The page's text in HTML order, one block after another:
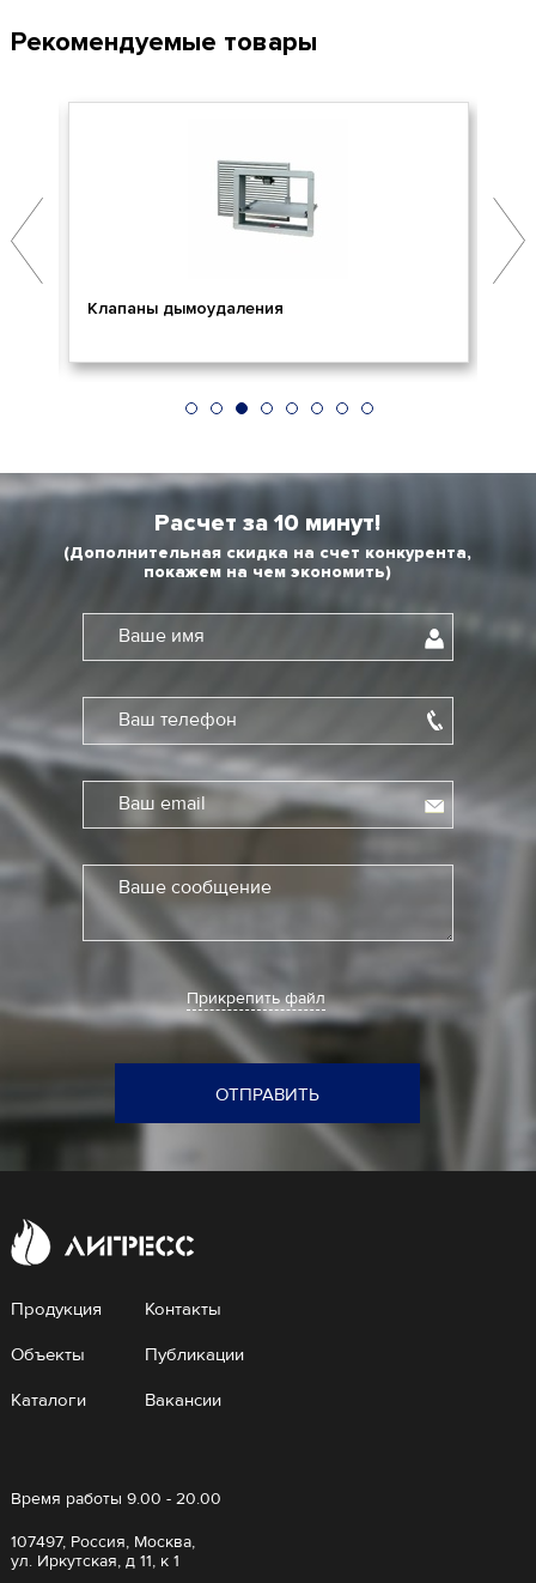
Рекомендуемые товары
Клапаны дымоудаления
Расчет за 10 минут!
(Дополнительная скидка на счет конкурента,
покажем на чем экономить)
Ваше имя
Ваш телефон
Ваш email
Ваше сообщение
Прикрепить файл
ОТПРАВИТЬ
Продукция
Объекты
Каталоги
Контакты
Публикации
Вакансии
Время работы 9.00 - 20.00
107497, Россия, Москва,
ул. Иркутская, д 11, к 1